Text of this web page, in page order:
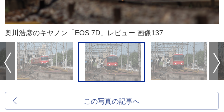
奥川浩彦のキヤノン「EOS 7D」レビュー 画像137
この写真の記事へ